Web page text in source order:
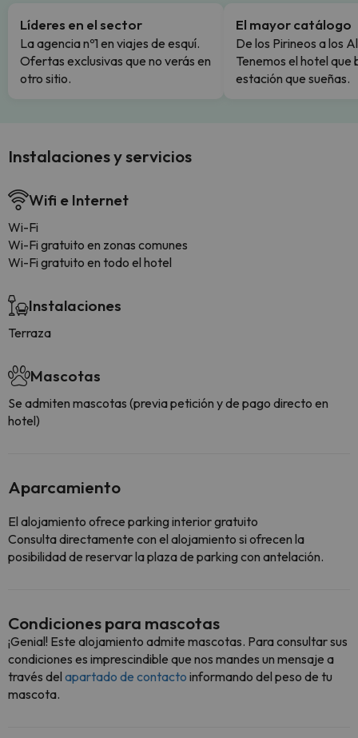
Líderes en el sector
La agencia nº1 en viajes de esquí.
Ofertas exclusivas que no verás en
otro sitio.
El mayor catálogo
De los Pirineos a los
Tenemos el hotel que
estación que sueñas.
Instalaciones y servicios
Wifi e Internet
Wi-Fi
Wi-Fi gratuito en zonas comunes
Wi-Fi gratuito en todo el hotel
Instalaciones
Terraza
Mascotas
Se admiten mascotas (previa petición y de pago directo en
hotel)
Aparcamiento
El alojamiento ofrece parking interior gratuito
Consulta directamente con el alojamiento si ofrecen la
posibilidad de reservar la plaza de parking con antelación.
Condiciones para mascotas
¡Genial! Este alojamiento admite mascotas. Para consultar sus
condiciones es imprescindible que nos mandes un mensaje a
través del apartado de contacto informando del peso de tu
mascota.